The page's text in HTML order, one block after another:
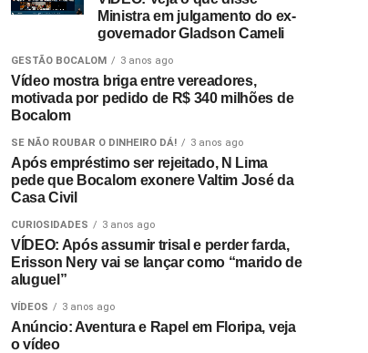
Ministra em julgamento do ex-
governador Gladson Cameli
GESTÃO BOCALOM 3 anos ago
Vídeo mostra briga entre vereadores,
motivada por pedido de R$ 340 milhões de
Bocalom
SE NÃO ROUBAR O DINHEIRO DÁ! 3 anos ago
Após empréstimo ser rejeitado, N Lima
pede que Bocalom exonere Valtim José da
Casa Civil
CURIOSIDADES 3 anos ago
VÍDEO: Após assumir trisal e perder farda,
Erisson Nery vai se lançar como “marido de
aluguel”
VÍDEOS 3 anos ago
Anúncio: Aventura e Rapel em Floripa, veja
o vídeo